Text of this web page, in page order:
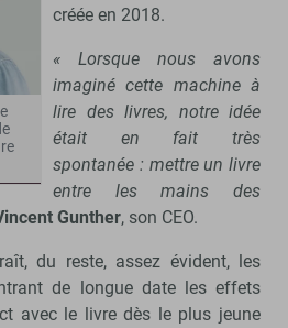
créée en 2018.
« Lorsque nous avons
imaginé cette machine à
lire des livres, notre idée
était en fait très
spontanée : mettre un livre
entre les mains des
Gunther, son CEO.
du reste, assez évident, les
de longue date les effets
avec le livre dès le plus jeune